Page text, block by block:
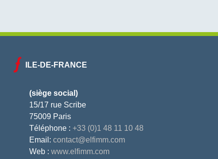
ILE-DE-FRANCE
(siège social)
15/17 rue Scribe
75009 Paris
Téléphone : +33 (0)1 48 11 10 48
Email: contact@elfimm.com
Web : www.elfimm.com